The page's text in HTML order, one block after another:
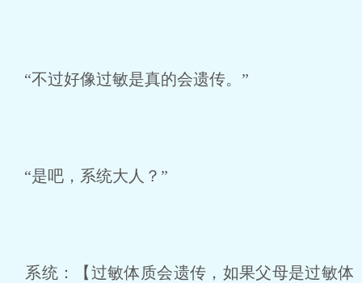
“不过好像过敏是真的会遗传。”
“是吧，系统大人？”
系统：【过敏体质会遗传，如果父母是过敏体